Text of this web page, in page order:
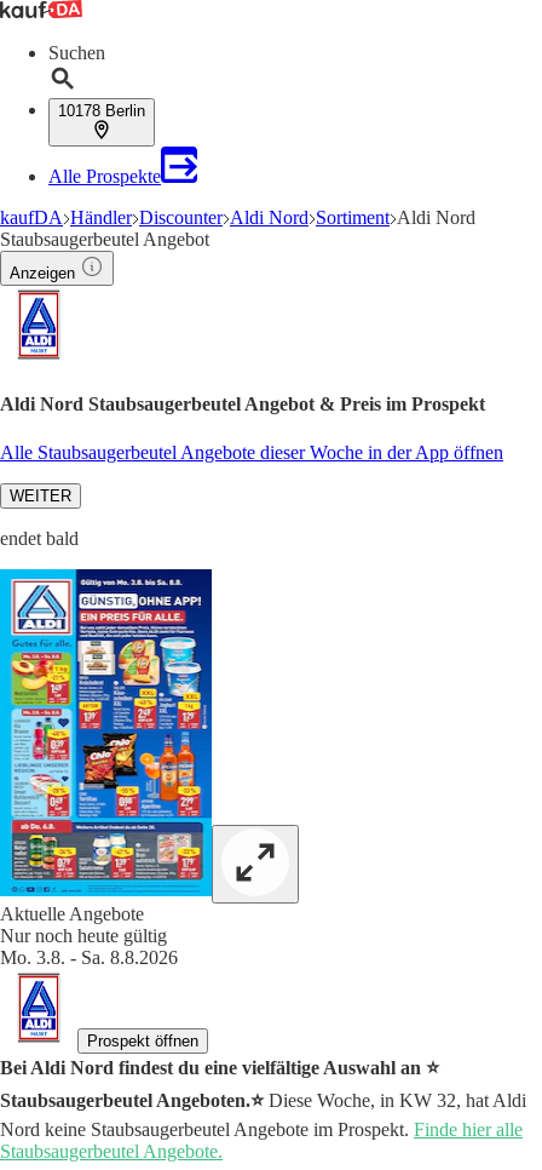
Suchen
10178 Berlin
Alle Prospekte
kaufDA Händler Discounter Aldi Nord Sortiment Aldi Nord
Staubsaugerbeutel Angebot
Anzeigen
Aldi Nord Staubsaugerbeutel Angebot & Preis im Prospekt
Alle Staubsaugerbeutel Angebote dieser Woche in der App öffnen
WEITER
endet bald
Aktuelle Angebote
Nur noch heute gültig
Mo. 3.8. - Sa. 8.8.2026
Prospekt öffnen
Bei Aldi Nord findest du eine vielfältige Auswahl an ⭐️
Staubsaugerbeutel Angeboten.⭐️Diese Woche, in KW 32, hat Aldi
Nord keine Staubsaugerbeutel Angebote im Prospekt. Finde hier alle
Staubsaugerbeutel Angebote.